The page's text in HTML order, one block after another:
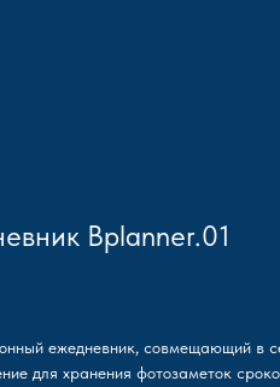
Bplanner.01
ежедневник, совмещающий в
для хранения фотозаметок